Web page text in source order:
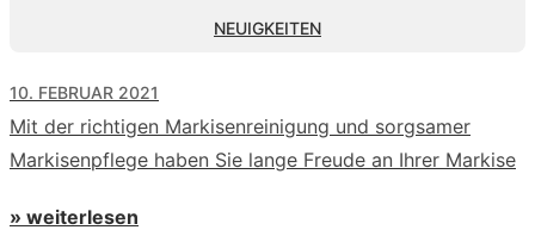
NEUIGKEITEN
10. FEBRUAR 2021
Mit der richtigen Markisenreinigung und sorgsamer
Markisenpflege haben Sie lange Freude an Ihrer Markise
» weiterlesen